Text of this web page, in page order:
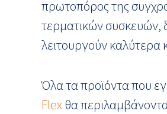
πρωτοπόρος της
τερματικών συσκευών,
λειτουργούν καλύτερα
Όλα τα προϊόντα που
Flex θα